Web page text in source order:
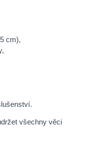
cm),
všechny věci